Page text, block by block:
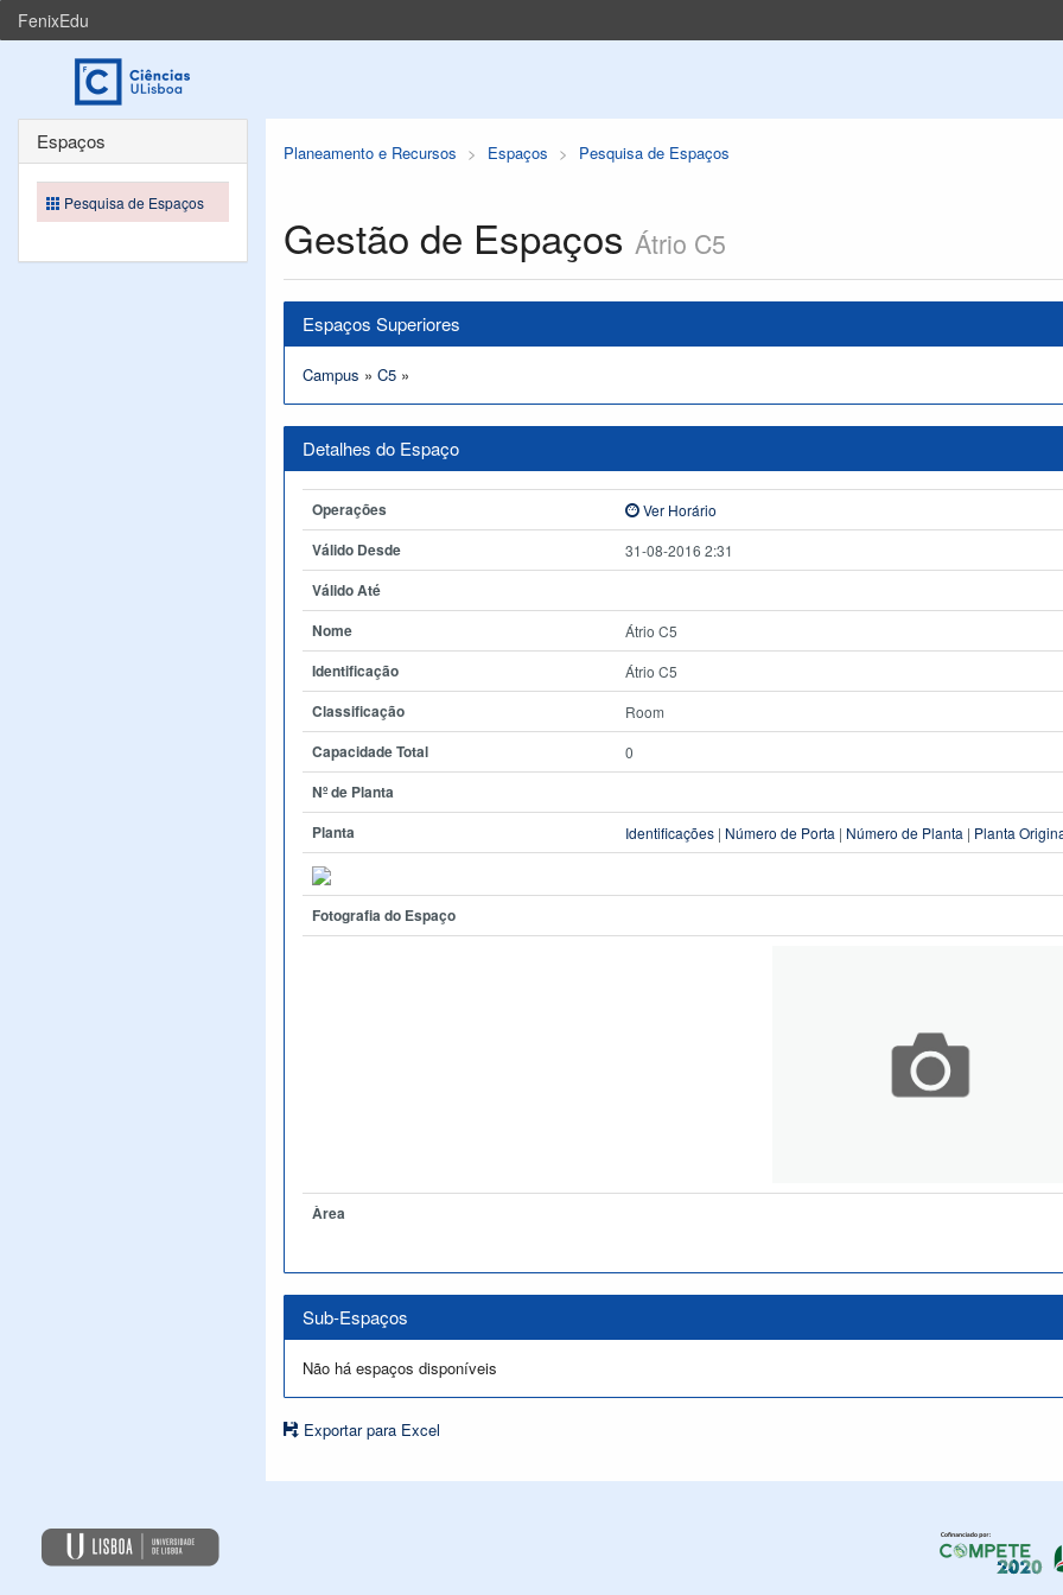
FenixEdu
Planeamento e Recursos Espaços Pesquisa de Espaços
Gestão de Espaços Átrio C5
Espaços Superiores
Campus » C5 »
Detalhes do Espaço
Operações Ver Horário
Válido Desde 31-08-2016 2:31
Válido Até
Nome
Átrio C5
Identificação Átrio C5
Classificação Room
Capacidade Total 0
Nº de Planta
Planta
Identificações | Número de Porta | Número de Planta | Planta
Fotografia do Espaço
Àrea
Sub-Espaços
Não há espaços disponíveis
Exportar para Excel
Espaços
Pesquisa de Espaços